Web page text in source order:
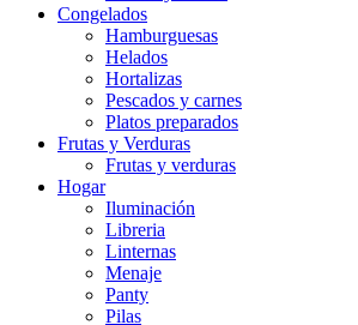
Congelados
Hamburguesas
Helados
Hortalizas
Pescados y carnes
Platos preparados
Frutas y Verduras
Frutas y verduras
Hogar
Iluminación
Libreria
Linternas
Menaje
Panty
Pilas